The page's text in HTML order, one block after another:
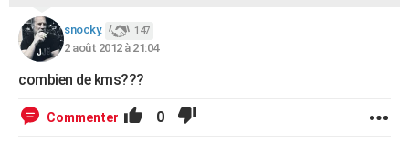
Bricolage
Lifestyle
Culture
Sport
Auto
Television
Voyage
Cinema
snocky. 147
2 août 2012 à 21:04
combien de kms???
Commenter 0